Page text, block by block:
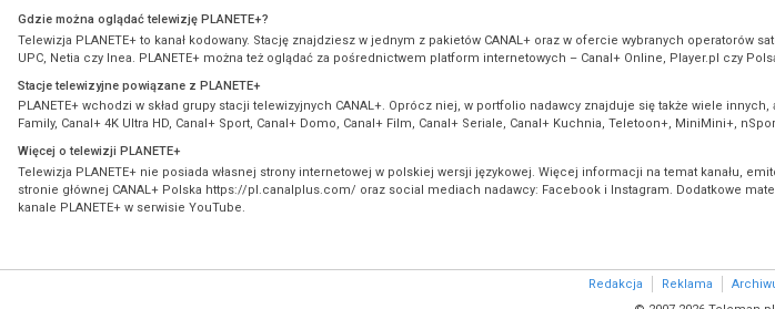
Gdzie można oglądać telewizję PLANETE+?
Telewizja PLANETE+ to kanał kodowany. Stację znajdziesz w jednym z pakietów CANAL+ oraz w ofercie wybranych operatorów
UPC, Netia czy Inea. PLANETE+ można też oglądać za pośrednictwem platform internetowych – Canal+ Online, Player.pl czy
Stacje telewizyjne powiązane z PLANETE+
PLANETE+ wchodzi w skład grupy stacji telewizyjnych CANAL+. Oprócz niej, w portfolio nadawcy znajduje się także wiele
Family, Canal+ 4K Ultra HD, Canal+ Sport, Canal+ Domo, Canal+ Film, Canal+ Seriale, Canal+ Kuchnia, Teletoon+, MiniMini+,
Więcej o telewizji PLANETE+
Telewizja PLANETE+ nie posiada własnej strony internetowej w polskiej wersji językowej. Więcej informacji na temat kanału,
stronie głównej CANAL+ Polska https://pl.canalplus.com/ oraz social mediach nadawcy: Facebook i Instagram. Dodatkowe
kanale PLANETE+ w serwisie YouTube.
Redakcja Reklama